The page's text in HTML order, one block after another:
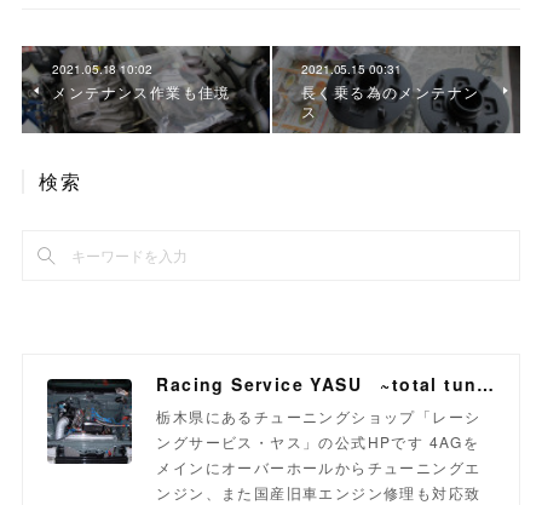
2021.05.18 10:02
メンテナンス作業も佳境
2021.05.15 00:31
長く乗る為のメンテナン
ス
検索
Racing Service YASU ~total tuning proshop~
栃木県にあるチューニングショップ「レーシ
ングサービス・ヤス」の公式HPです 4AGを
メインにオーバーホールからチューニングエ
ンジン、また国産旧車エンジン修理も対応致